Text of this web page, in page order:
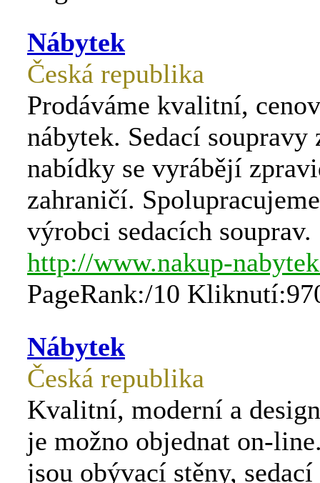
Nábytek
Česká republika
Prodáváme kvalitní,
nábytek. Sedací soupravy
nabídky se vyrábějí
zahraničí.
výrobci sedacích souprav.
http://www.nakup-
PageRank:/10
Nábytek
Česká republika
Kvalitní, moderní a
je možno objednat on-
jsou obývací stěny,